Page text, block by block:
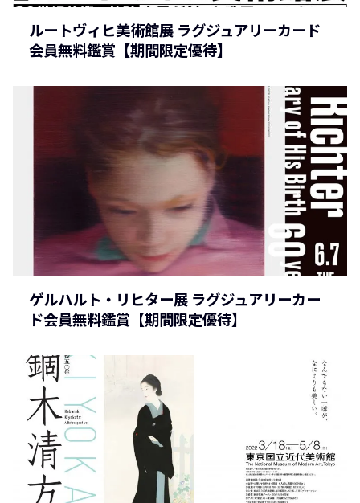
ルートヴィヒ美術館展 ラグジュアリーカード
会員無料鑑賞【期間限定優待】
ゲルハルト・リヒター展 ラグジュアリーカー
ド会員無料鑑賞【期間限定優待】